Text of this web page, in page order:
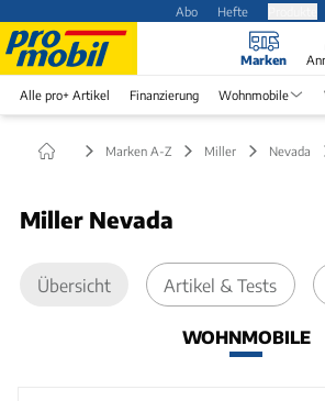
Abo Hefte
Marken
Alle pro+ Artikel Finanzierung Wohnmobile
Marken A-Z Miller Nevada
Miller Nevada
Übersicht Artikel & Tests
WOHNMOBILE